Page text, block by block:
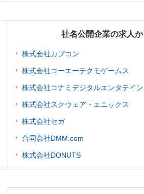
社名公開企業の求人
株式会社カプコン
株式会社コーエーテクモゲームス
株式会社コナミデジタルエンタテイン
株式会社スクウェア・エニックス
株式会社セガ
合同会社DMM.com
株式会社DONUTS